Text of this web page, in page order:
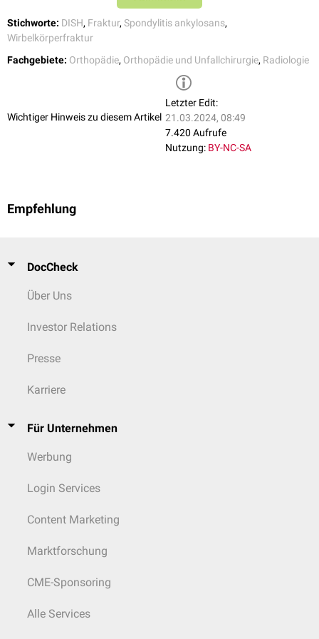
Stichworte: DISH, Fraktur, Spondylitis ankylosans,
Wirbelkörperfraktur
Fachgebiete: Orthopädie, Orthopädie und Unfallchirurgie, Radiologie
Wichtiger Hinweis zu diesem Artikel
Letzter Edit:
21.03.2024, 08:49
7.420 Aufrufe
Nutzung: BY-NC-SA
Empfehlung
DocCheck
Über Uns
Investor Relations
Presse
Karriere
Für Unternehmen
Werbung
Login Services
Content Marketing
Marktforschung
CME-Sponsoring
Alle Services